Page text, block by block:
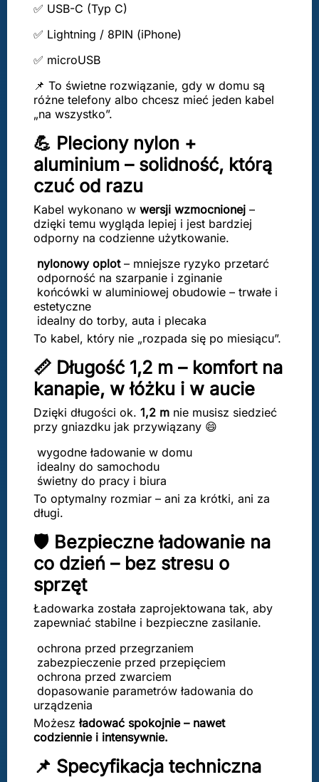
✅ USB-C (Typ C)
✅ Lightning / 8PIN (iPhone)
✅ microUSB
📌 To świetne rozwiązanie, gdy w domu są
różne telefony albo chcesz mieć jeden kabel
„na wszystko”.
💪 Pleciony nylon +
aluminium – solidność, którą
czuć od razu
Kabel wykonano w wersji wzmocnionej –
dzięki temu wygląda lepiej i jest bardziej
odporny na codzienne użytkowanie.
nylonowy oplot– mniejsze ryzyko przetarć
odporność na szarpanie i zginanie
końcówki w aluminiowej obudowie – trwałe i
estetyczne
idealny do torby, auta i plecaka
To kabel, który nie „rozpada się po miesiącu”.
📏 Długość 1,2 m – komfort na
kanapie, w łóżku i w aucie
Dzięki długości ok. 1,2 m nie musisz siedzieć
przy gniazdku jak przywiązany 😄
wygodne ładowanie w domu
idealny do samochodu
świetny do pracy i biura
To optymalny rozmiar – ani za krótki, ani za
długi.
🛡️ Bezpieczne ładowanie na
co dzień – bez stresu o
sprzęt
Ładowarka została zaprojektowana tak, aby
zapewniać stabilne i bezpieczne zasilanie.
ochrona przed przegrzaniem
zabezpieczenie przed przepięciem
ochrona przed zwarciem
dopasowanie parametrów ładowania do
urządzenia
Możesz ładować spokojnie – nawet
codziennie i intensywnie.
📌 Specyfikacja techniczna